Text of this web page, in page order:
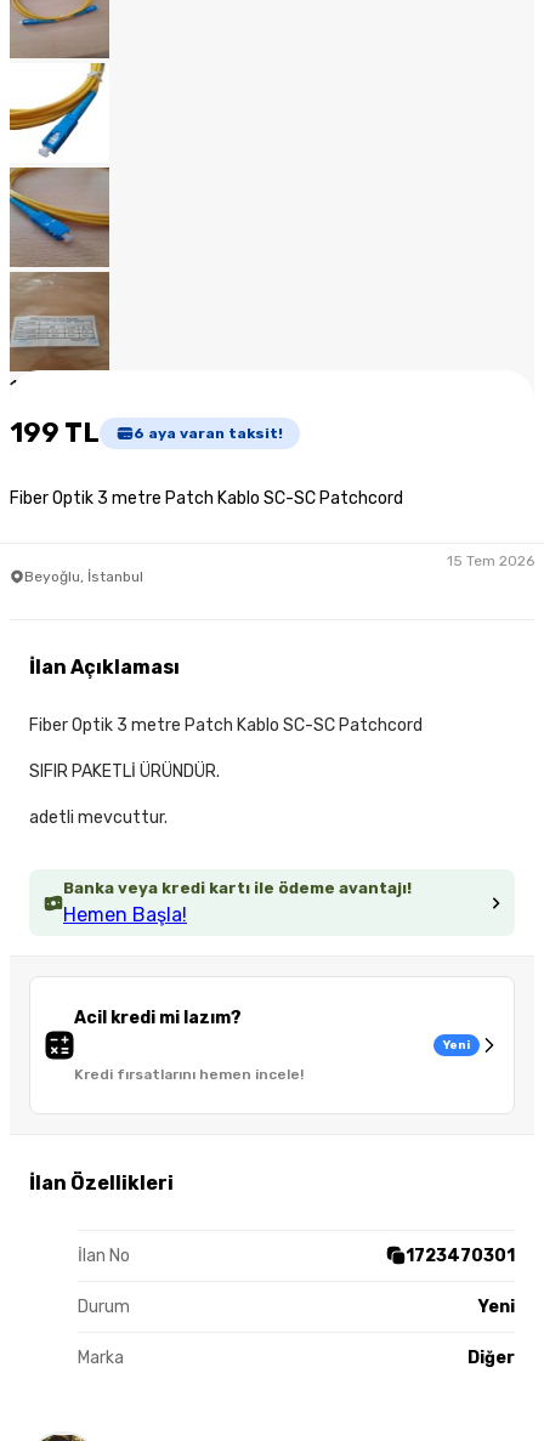
1
199 TL 6 aya varan taksit!
Fiber Optik 3 metre Patch Kablo SC-SC Patchcord
Beyoğlu, İstanbul
15 Tem 2026
Banka veya kredi kartı ile ödeme avantajı!
Hemen Başla!
Acil kredi mi lazım?
Kredi fırsatlarını hemen incele!
Yeni
İlan Özellikleri
İlan No 1723470301
Durum Yeni
Marka Diğer
İlan Açıklaması
Fiber Optik 3 metre Patch Kablo SC-SC Patchcord
SIFIR PAKETLİ ÜRÜNDÜR.
adetli mevcuttur.